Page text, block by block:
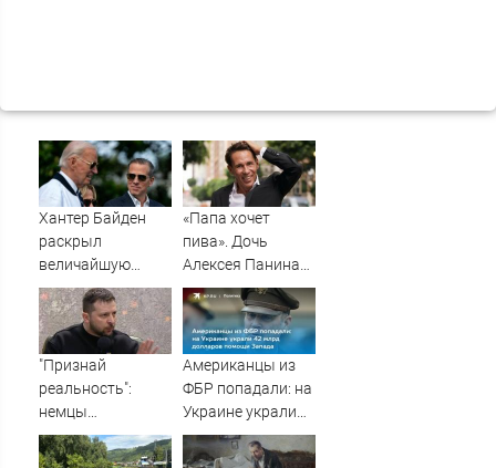
Хантер Байден
раскрыл
величайшую
ошибку своего
отца: бездействие
против Трампа
«Папа хочет
пива». Дочь
Алексея Панина*
поставила отцу
печальный
диагноз
"Признай
реальность":
немцы
обратились к
Зеленскому после
Американцы из
ФБР попадали: на
Украине украли
42 млрд долларов
помощи Запада